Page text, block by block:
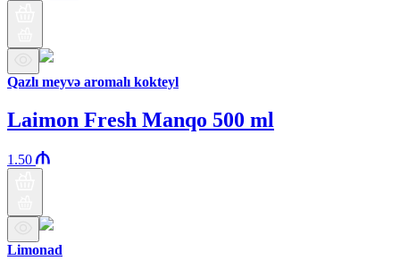
Qazlı meyvə aromalı kokteyl
Laimon Fresh Manqo 500 ml
1.50
Limonad